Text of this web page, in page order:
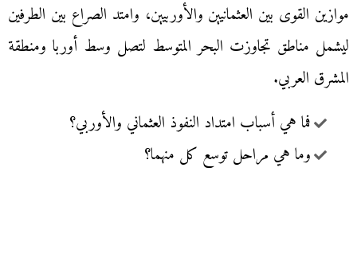
موازين القوى بين العثمانيين والأوربيين، وامتد الصراع بين الطرفين
ليشمل مناطق تجاوزت البحر المتوسط لتصل وسط أوربا ومنطقة
المشرق العربي.
فما هي أسباب امتداد النفوذ العثماني والأوربي؟
وما هي مراحل توسع كل منهما؟